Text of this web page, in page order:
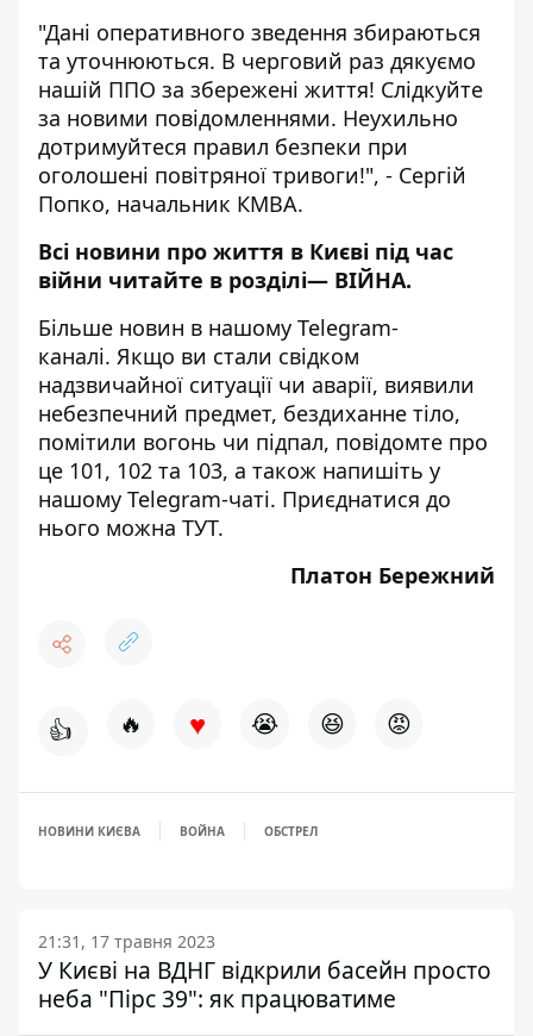
"Дані оперативного зведення збираються
та уточнюються. В черговий раз дякуємо
нашій ППО за збережені життя! Слідкуйте
за новими повідомленнями. Неухильно
дотримуйтеся правил безпеки при
оголошені повітряної тривоги!", - Сергій
Попко, начальник КМВА.
Всі новини про життя в Києві під час
війни читайте в розділі— ВІЙНА.
Більше новин в нашому Telegram-
каналі. Якщо ви стали свідком
надзвичайної ситуації чи аварії, виявили
небезпечний предмет, бездиханне тіло,
помітили вогонь чи підпал, повідомте про
це 101, 102 та 103, а також напишіть у
нашому Telegram-чаті. Приєднатися до
нього можна ТУТ.
Платон Бережний
👍 🔥 ♥ 😭 😆 😡
НОВИНИ КИЄВА ВОЙНА ОБСТРЕЛ
21:31, 17 травня 2023
У Києві на ВДНГ відкрили басейн просто
неба "Пірс 39": як працюватиме